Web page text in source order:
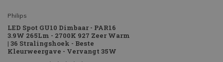
Philips
LED Spot GU10 Dimbaar - PAR16
3.9W 265Lm - 2700K 927 Zeer Warm
| 36 Stralingshoek - Beste
Kleurweergave - Vervangt 35W